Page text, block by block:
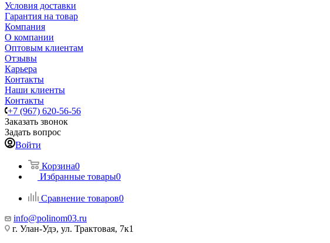
Условия доставки
Гарантия на товар
Компания
О компании
Оптовым клиентам
Отзывы
Карьера
Контакты
Наши клиенты
Контакты
+7 (967) 620-56-56
Заказать звонок
Задать вопрос
Войти
Корзина0
Избранные товары0
Сравнение товаров0
info@polinom03.ru
г. Улан-Удэ, ул. Трактовая, 7к1